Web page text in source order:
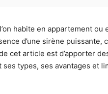
habite en appartement ou
d’une sirène puissante,
cet article est d’apporter
types, ses avantages et